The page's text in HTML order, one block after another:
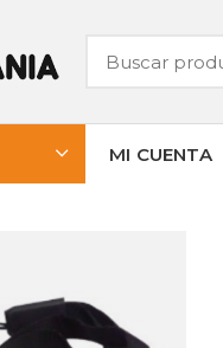
MI CUENTA